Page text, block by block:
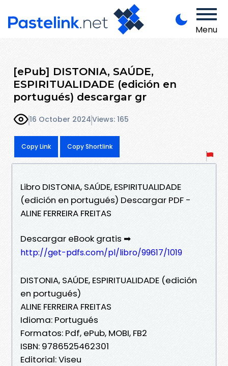
Menu
[ePub] DISTONIA, SAÚDE,
ESPIRITUALIDADE (edición en
portugués) descargar gr
16 October 2024Views: 165
Copy Link Copy Shortlink
Libro DISTONIA, SAÚDE, ESPIRITUALIDADE
(edición en portugués) Descargar PDF -
ALINE FERREIRA FREITAS
Descargar eBook gratis ➡
http://get-pdfs.com/pl/libro/99617/1019
DISTONIA, SAÚDE, ESPIRITUALIDADE (edición
en portugués)
ALINE FERREIRA FREITAS
Idioma: Portugués
Formatos: Pdf, ePub, MOBI, FB2
ISBN: 9786525462301
Editorial: Viseu